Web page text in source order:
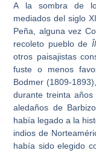
A la sombra de
mediados del siglo
Peña, alguna vez
recoleto pueblo de
otros paisajistas
fuste o menos
Bodmer (1809-
durante treinta
aledaños de
había legado a la
indios de
había sido elegido